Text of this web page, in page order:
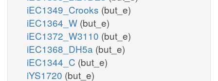
iEC1349_Crooks (but_e)
iEC1364_W (but_e)
iEC1372_W3110 (but_e)
iEC1368_DH5a (but_e)
iEC1344_C (but_e)
iYS1720 (but_e)